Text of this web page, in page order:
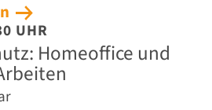
UHR
Homeoffice und